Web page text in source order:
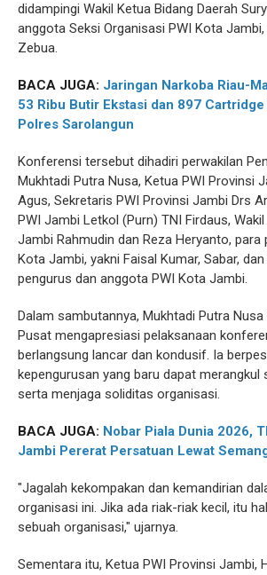
didampingi Wakil Ketua Bidang Daerah
anggota Seksi Organisasi PWI Kota
Zebua.
BACA JUGA: Jaringan Narkoba Riau-
53 Ribu Butir Ekstasi dan 897
Polres Sarolangun
Konferensi tersebut dihadiri perwakilan
Mukhtadi Putra Nusa, Ketua PWI Provinsi
Agus, Sekretaris PWI Provinsi Jambi Drs
PWI Jambi Letkol (Purn) TNI Firdaus,
Jambi Rahmudin dan Reza Heryanto, para
Kota Jambi, yakni Faisal Kumar, Sabar,
pengurus dan anggota PWI Kota Jambi.
Dalam sambutannya, Mukhtadi Putra Nusa
Pusat mengapresiasi pelaksanaan
berlangsung lancar dan kondusif. Ia
kepengurusan yang baru dapat merangkul
serta menjaga soliditas organisasi.
BACA JUGA: Nobar Piala Dunia 2026,
Jambi Pererat Persatuan Lewat
"Jagalah kekompakan dan kemandirian
organisasi ini. Jika ada riak-riak kecil, itu
sebuah organisasi," ujarnya.
Sementara itu, Ketua PWI Provinsi Jambi,